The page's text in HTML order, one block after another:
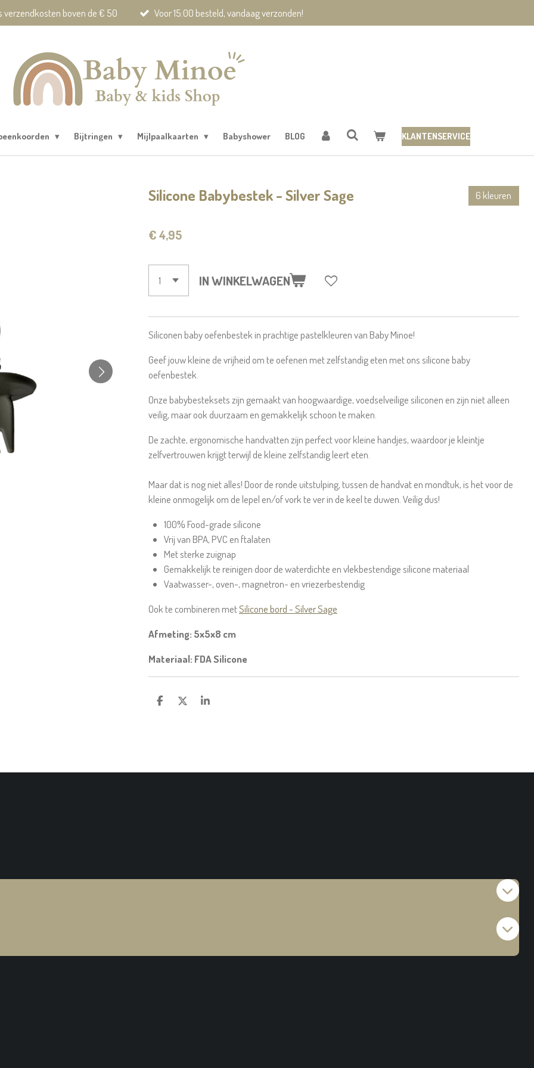
verzendkosten boven de € 50 Voor 15:00 besteld, vandaag verzonden!
Bijtringen Mijlpaalkaarten Babyshower BLOG KLANTENSERVICE
Silicone Babybestek - Silver Sage 6 kleuren
€ 4,95
IN WINKELWAGEN
Siliconen baby oefenbestek in prachtige pastelkleuren van Baby Minoe!
Geef jouw kleine de vrijheid om te oefenen met zelfstandig eten met ons silicone baby
oefenbestek.
Onze babybesteksets zijn gemaakt van hoogwaardige, voedselveilige siliconen en zijn niet alleen
veilig, maar ook duurzaam en gemakkelijk schoon te maken.
De zachte, ergonomische handvatten zijn perfect voor kleine handjes, waardoor je kleintje
zelfvertrouwen krijgt terwijl de kleine zelfstandig leert eten.
Maar dat is nog niet alles! Door de ronde uitstulping, tussen de handvat en mondtuk, is het voor de
kleine onmogelijk om de lepel en/of vork te ver in de keel te duwen. Veilig dus!
100% Food-grade silicone
Vrij van BPA, PVC en ftalaten
Met sterke zuignap
Gemakkelijk te reinigen door de waterdichte en vlekbestendige silicone materiaal
Vaatwasser-, oven-, magnetron- en vriezerbestendig
Ook te combineren metSilicone bord - Silver Sage
Afmeting: 5x5x8 cm
Materiaal: FDA Silicone
D
D
S